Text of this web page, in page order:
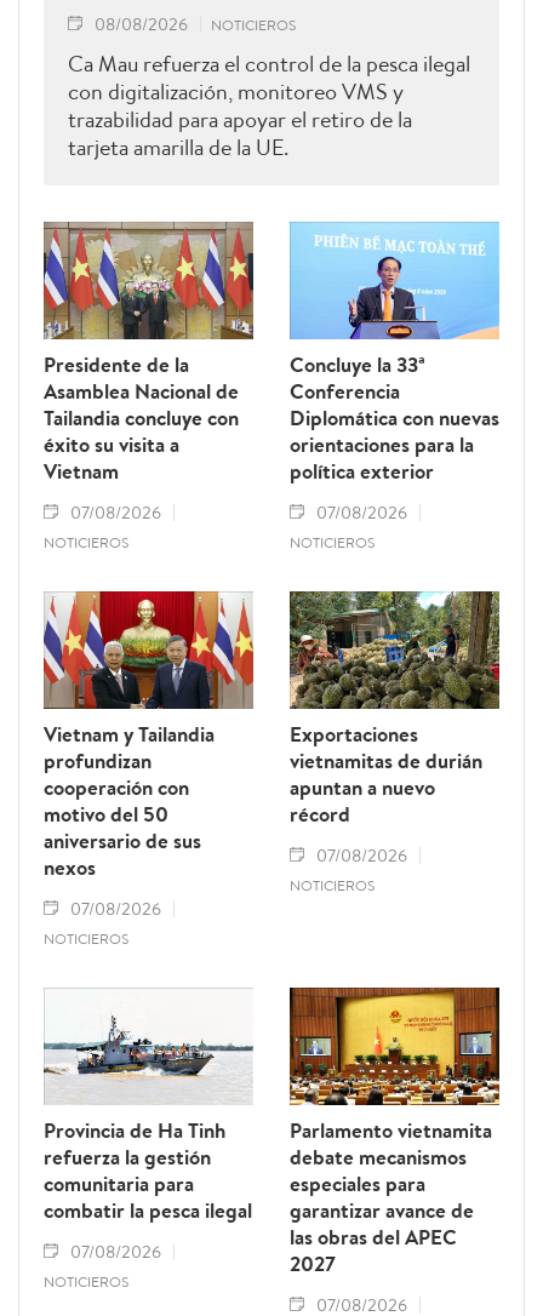
08/08/2026 NOTICIEROS
Ca Mau refuerza el control de la pesca ilegal
con digitalización, monitoreo VMS y
trazabilidad para apoyar el retiro de la
tarjeta amarilla de la UE.
Presidente de la
Asamblea Nacional de
Tailandia concluye con
éxito su visita a
Vietnam
07/08/2026
NOTICIEROS
Concluye la 33ª
Conferencia
Diplomática con nuevas
orientaciones para la
política exterior
07/08/2026
NOTICIEROS
Vietnam y Tailandia
profundizan
cooperación con
motivo del 50
aniversario de sus
nexos
07/08/2026
NOTICIEROS
Exportaciones
vietnamitas de durián
apuntan a nuevo
récord
07/08/2026
NOTICIEROS
Provincia de Ha Tinh
refuerza la gestión
comunitaria para
combatir la pesca ilegal
07/08/2026
NOTICIEROS
Parlamento vietnamita
debate mecanismos
especiales para
garantizar avance de
las obras del APEC
2027
07/08/2026